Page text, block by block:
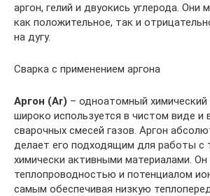
аргон, гелий и двуокись углерода. Они
как положительное, так и
на дугу.
Сварка с применением аргона
Аргон (Ar) – одноатомный
широко используется в чистом виде и
сварочных смесей газов. Аргон
делает его подходящим для работы с
химически активными материалами.
теплопроводностью и потенциалом
самым обеспечивая низкую